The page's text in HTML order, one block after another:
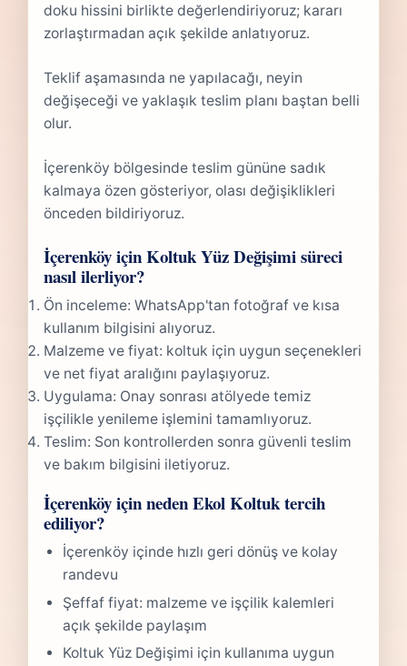
doku hissini birlikte değerlendiriyoruz; kararı
zorlaştırmadan açık şekilde anlatıyoruz.
Teklif aşamasında ne yapılacağı, neyin
değişeceği ve yaklaşık teslim planı baştan belli
olur.
İçerenköy bölgesinde teslim gününe sadık
kalmaya özen gösteriyor, olası değişiklikleri
önceden bildiriyoruz.
İçerenköy için Koltuk Yüz Değişimi süreci
nasıl ilerliyor?
Ön inceleme: WhatsApp'tan fotoğraf ve kısa
kullanım bilgisini alıyoruz.
Malzeme ve fiyat: koltuk için uygun seçenekleri
ve net fiyat aralığını paylaşıyoruz.
Uygulama: Onay sonrası atölyede temiz
işçilikle yenileme işlemini tamamlıyoruz.
Teslim: Son kontrollerden sonra güvenli teslim
ve bakım bilgisini iletiyoruz.
İçerenköy için neden Ekol Koltuk tercih
ediliyor?
İçerenköy içinde hızlı geri dönüş ve kolay
randevu
Şeffaf fiyat: malzeme ve işçilik kalemleri
açık şekilde paylaşım
Koltuk Yüz Değişimi için kullanıma uygun